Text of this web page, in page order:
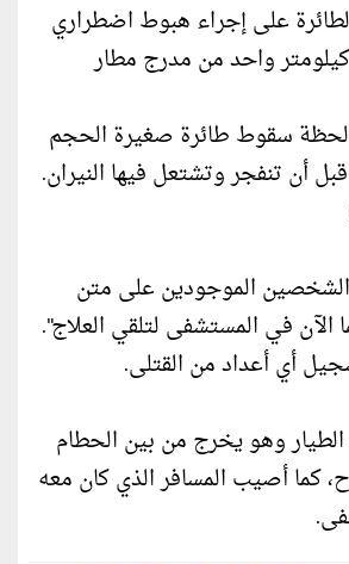
على إجراء هبوط اضطراري
واحد من مدرج مطار
لحظة سقوط طائرة صغيرة الحجم
أن تنفجر وتشتعل فيها النيران.
الشخصين الموجودين على متن
الآن في المستشفى لتلقي العلاج".
أي أعداد من القتلى.
وهو يخرج من بين الحطام
كما أصيب المسافر الذي كان معه